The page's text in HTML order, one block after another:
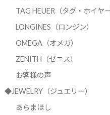
TAG HEUER（タグ・ホイヤー
LONGINES（ロンジン）
OMEGA（オメガ）
ZENITH（ゼニス）
お客様の声
◆JEWELRY（ジュエリー）
あらまほし